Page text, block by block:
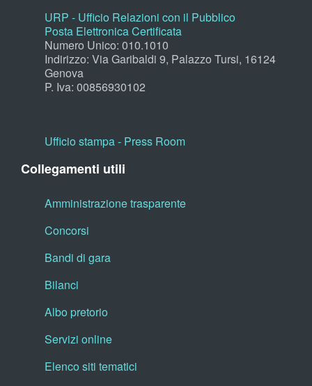
URP - Ufficio Relazioni con il Pubblico
Posta Elettronica Certificata
Numero Unico: 010.1010
Indirizzo: Via Garibaldi 9, Palazzo Tursi, 16124
Genova
P. Iva: 00856930102
Ufficio stampa - Press Room
Collegamenti utili
Amministrazione trasparente
Concorsi
Bandi di gara
Bilanci
Albo pretorio
Servizi online
Elenco siti tematici